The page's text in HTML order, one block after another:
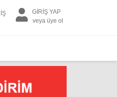
GİRİŞ YAP
veya üye ol